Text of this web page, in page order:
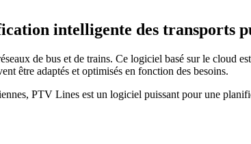
intelligente des transports
de bus et de trains. Ce logiciel basé sur le cloud
être adaptés et optimisés en fonction des besoins.
PTV Lines est un logiciel puissant pour une